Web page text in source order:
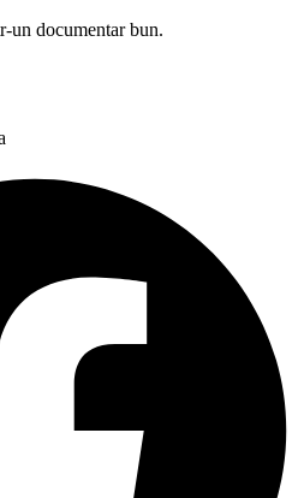
un documentar bun.